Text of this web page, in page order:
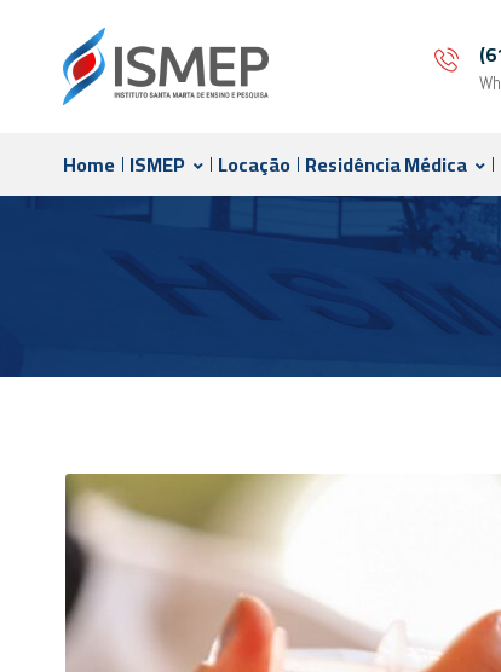
Home ISMEP Locação Residência Médica